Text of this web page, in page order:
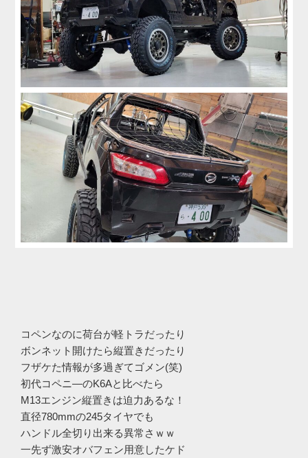
コペンなのに荷台が軽トラだったり
ボンネット開けたら縦置きだったり
フザケた情報が多過ぎてゴメン(笑)
初代コペニ―のK6Aと比べたら
M13エンジン縦置きは迫力あるな！
直径780mmの245タイヤでも
ハンドル全切り出来る異常さｗｗ
一先ず激安オバフェン用意したケド